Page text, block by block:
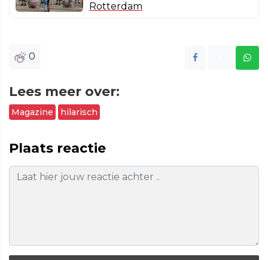
Rotterdam
0
Lees meer over:
Magazine hilarisch
Plaats reactie